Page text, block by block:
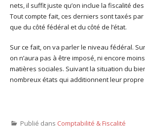
nets, il suffit juste qu’on inclue la fiscalité
Tout compte fait, ces derniers sont taxés
que du côté fédéral et du côté de l’état.
Sur ce fait, on va parler le niveau fédéral.
on n’aura pas à être imposé, ni encore
matières sociales. Suivant la situation du
nombreux états qui additionnent leur
Publié dans Comptabilité & Fiscalité